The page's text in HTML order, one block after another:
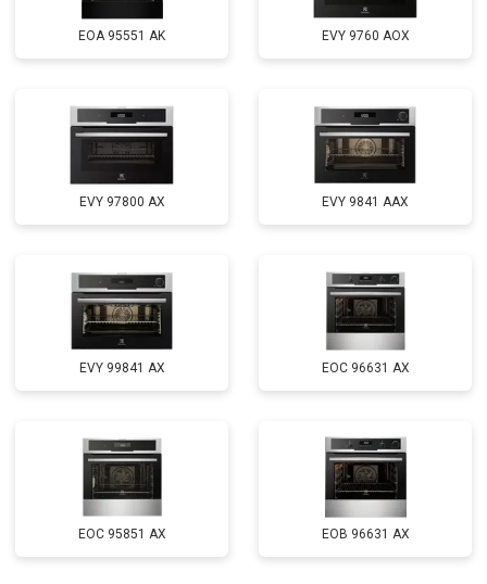
EOA 95551 AK EVY 9760 AOX
EVY 97800 AX EVY 9841 AAX
EVY 99841 AX EOC 96631 AX
EOC 95851 AX EOB 96631 AX